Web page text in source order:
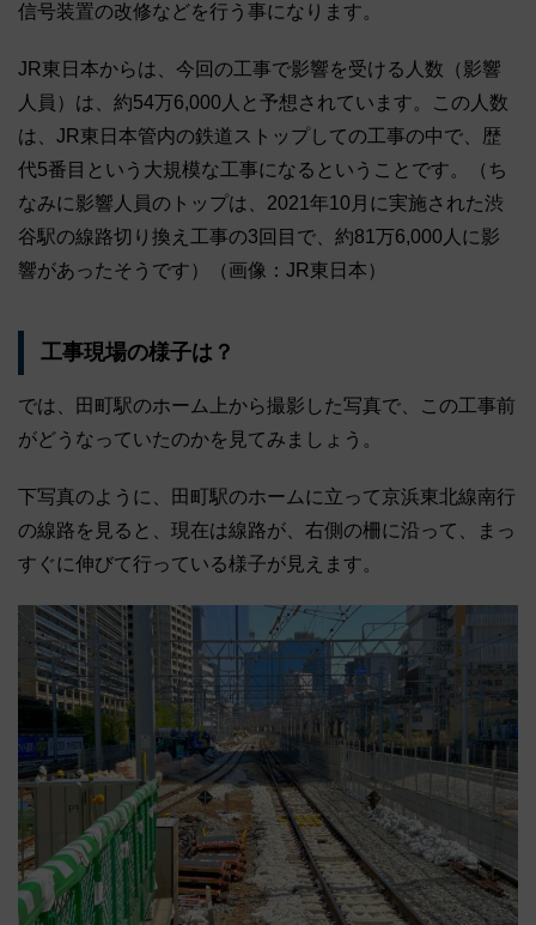
信号装置の改修などを行う事になります。
JR東日本からは、今回の工事で影響を受ける人数（影響
人員）は、約54万6,000人と予想されています。この人数
は、JR東日本管内の鉄道ストップしての工事の中で、歴
代5番目という大規模な工事になるということです。（ち
なみに影響人員のトップは、2021年10月に実施された渋
谷駅の線路切り換え工事の3回目で、約81万6,000人に影
響があったそうです）（画像：JR東日本）
工事現場の様子は？
では、田町駅のホーム上から撮影した写真で、この工事前
がどうなっていたのかを見てみましょう。
下写真のように、田町駅のホームに立って京浜東北線南行
の線路を見ると、現在は線路が、右側の柵に沿って、まっ
すぐに伸びて行っている様子が見えます。